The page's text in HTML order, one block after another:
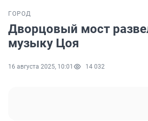
ГОРОД
Дворцовый мост
музыку Цоя
16 августа 2025, 10:01 14 032